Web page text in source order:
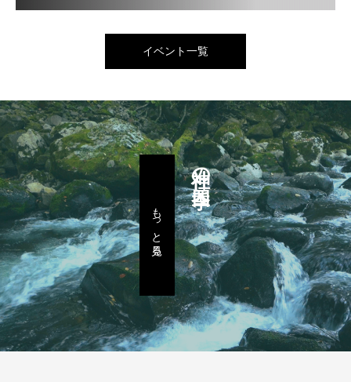
イベント一覧
神社の四季
もっと見る